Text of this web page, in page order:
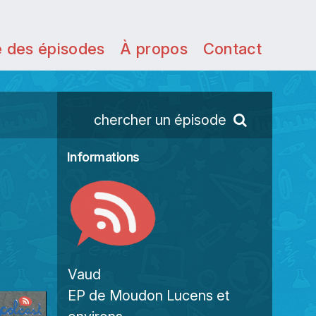
des épisodes À propos Contact
chercher un épisode
Informations
Vaud
EP de Moudon Lucens et